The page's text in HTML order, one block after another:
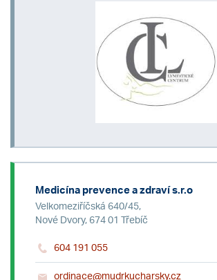
Medicína prevence a zdraví s.r.o
Velkomeziříčská 640/45,
Nové Dvory, 674 01 Třebíč
604 191 055
ordinace@mudrkucharsky.cz